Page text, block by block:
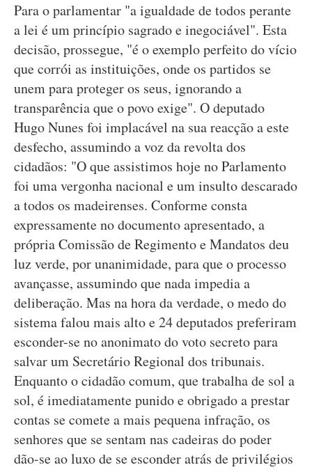
Para o parlamentar "a igualdade de todos perante
a lei é um princípio sagrado e inegociável". Esta
decisão, prossegue, "é o exemplo perfeito do vício
que corrói as instituições, onde os partidos se
unem para proteger os seus, ignorando a
transparência que o povo exige". O deputado
Hugo Nunes foi implacável na sua reacção a este
desfecho, assumindo a voz da revolta dos
cidadãos: "O que assistimos hoje no Parlamento
foi uma vergonha nacional e um insulto descarado
a todos os madeirenses. Conforme consta
expressamente no documento apresentado, a
própria Comissão de Regimento e Mandatos deu
luz verde, por unanimidade, para que o processo
avançasse, assumindo que nada impedia a
deliberação. Mas na hora da verdade, o medo do
sistema falou mais alto e 24 deputados preferiram
esconder-se no anonimato do voto secreto para
salvar um Secretário Regional dos tribunais.
Enquanto o cidadão comum, que trabalha de sol a
sol, é imediatamente punido e obrigado a prestar
contas se comete a mais pequena infração, os
senhores que se sentam nas cadeiras do poder
dão-se ao luxo de se esconder atrás de privilégios